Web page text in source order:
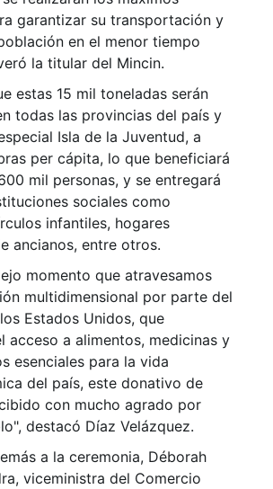
garantizar su transportación y
en el menor tiempo
la titular del Mincin.
estas 15 mil toneladas serán
todas las provincias del país y
Isla de la Juventud, a
per cápita, lo que beneficiará
mil personas, y se entregará
sociales como
infantiles, hogares
ancianos, entre otros.
momento que atravesamos
multidimensional por parte del
Estados Unidos, que
acceso a alimentos, medicinas y
esenciales para la vida
del país, este donativo de
con mucho agrado por
destacó Díaz Velázquez.
a la ceremonia, Déborah
viceministra del Comercio